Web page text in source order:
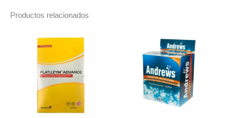
Productos relacionados